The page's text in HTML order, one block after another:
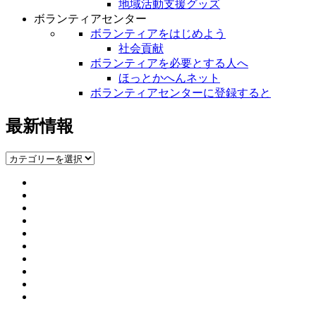
地域活動支援グッズ
ボランティアセンター
ボランティアをはじめよう
社会貢献
ボランティアを必要とする人へ
ほっとかへんネット
ボランティアセンターに登録すると
最新情報